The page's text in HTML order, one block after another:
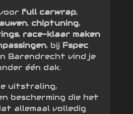
full carwrap,
, chiptuning,
, race-klaar maken
, bij Fspec
Barendrecht vind je
één dak.
uitstraling,
bescherming die het
allemaal volledig